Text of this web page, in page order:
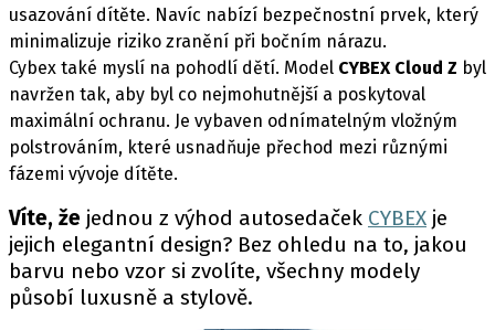
usazování dítěte. Navíc nabízí bezpečnostní prvek, který
minimalizuje riziko zranění při bočním nárazu.
Cybex také myslí na pohodlí dětí. Model CYBEX Cloud Z byl
navržen tak, aby byl co nejmohutnější a poskytoval
maximální ochranu. Je vybaven odnímatelným vložným
polstrováním, které usnadňuje přechod mezi různými
fázemi vývoje dítěte.
Víte, že jednou z výhod autosedaček CYBEX je
jejich elegantní design? Bez ohledu na to, jakou
barvu nebo vzor si zvolíte, všechny modely
působí luxusně a stylově.